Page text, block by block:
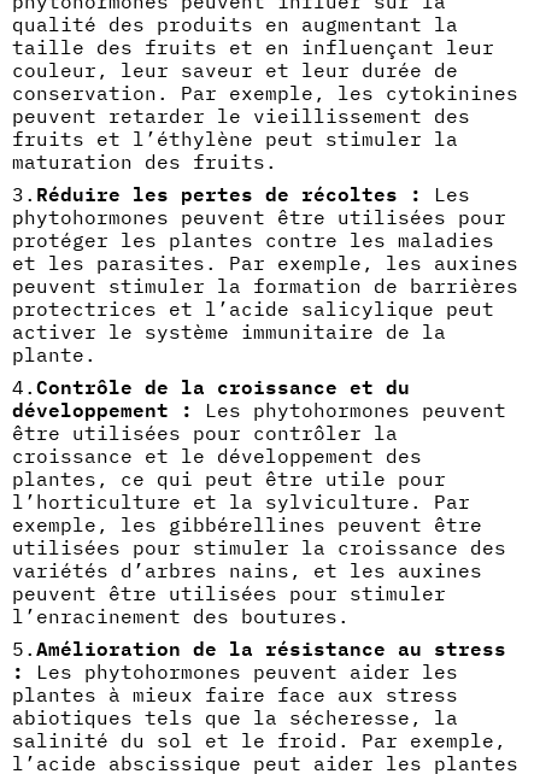
qualité des produits en augmentant la
taille des fruits et en influençant leur
couleur, leur saveur et leur durée de
conservation. Par exemple, les cytokinines
peuvent retarder le vieillissement des
fruits et l’éthylène peut stimuler la
maturation des fruits.
Réduire les pertes de récoltes :
Les
phytohormones peuvent être utilisées pour
protéger les plantes contre les maladies
et les parasites. Par exemple, les auxines
peuvent stimuler la formation de barrières
protectrices et l’acide salicylique peut
activer le système immunitaire de la
plante.
Contrôle de la croissance et du
développement :
Les phytohormones peuvent
être utilisées pour contrôler la
croissance et le développement des
plantes, ce qui peut être utile pour
l’horticulture et la sylviculture. Par
exemple, les gibbérellines peuvent être
utilisées pour stimuler la croissance des
variétés d’arbres nains, et les auxines
peuvent être utilisées pour stimuler
l’enracinement des boutures.
Amélioration de la résistance au stress
:
Les phytohormones peuvent aider les
plantes à mieux faire face aux stress
abiotiques tels que la sécheresse, la
salinité du sol et le froid. Par exemple,
l’acide abscissique peut aider les plantes